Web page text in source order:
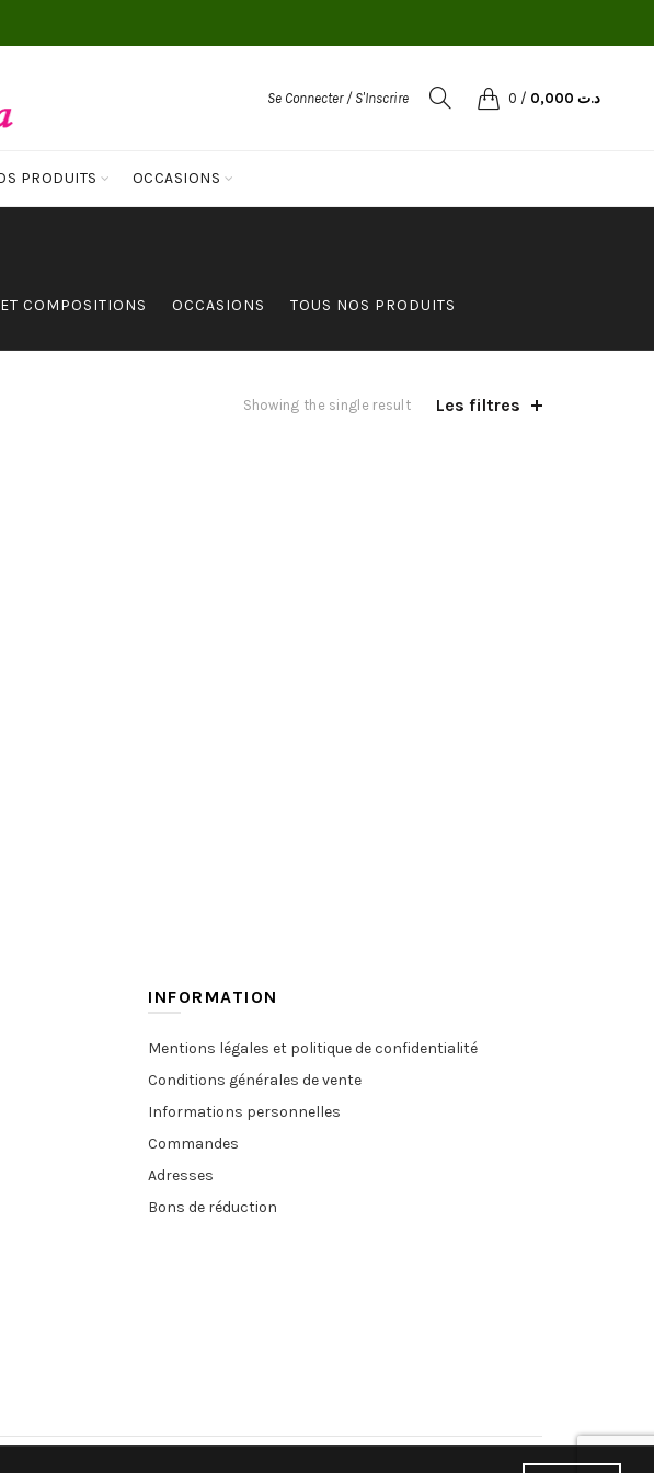
Se Connecter / S'Inscrire 0 / د.ت
PRODUITS OCCASIONS
COMPOSITIONS OCCASIONS TOUS NOS PRODUITS
Showing the single result Les filtres
INFORMATION
Mentions légales et politique de confidentialité
Conditions générales de vente
Informations personnelles
Commandes
Adresses
Bons de réduction